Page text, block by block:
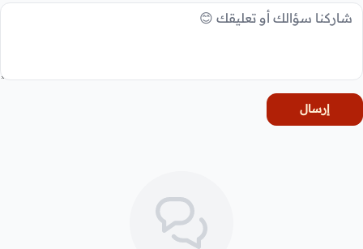
إرسال